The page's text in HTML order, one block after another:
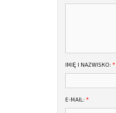
IMIĘ I NAZWISKO: *
E-MAIL: *